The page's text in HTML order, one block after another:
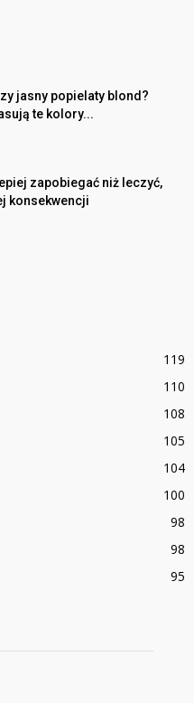
jasny popielaty blond?
te kolory...
zapobiegać niż leczyć,
konsekwencji
119
110
108
105
104
100
98
98
95